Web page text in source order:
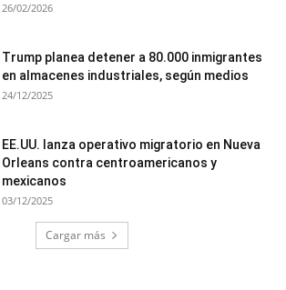
26/02/2026
Trump planea detener a 80.000 inmigrantes
en almacenes industriales, según medios
24/12/2025
EE.UU. lanza operativo migratorio en Nueva
Orleans contra centroamericanos y
mexicanos
03/12/2025
Cargar más